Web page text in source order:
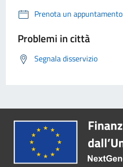
Prenota un appuntamento
Problemi in città
Segnala disservizio